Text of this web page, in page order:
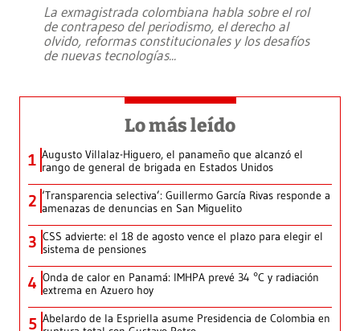
La exmagistrada colombiana habla sobre el rol
de contrapeso del periodismo, el derecho al
olvido, reformas constitucionales y los desafíos
de nuevas tecnologías...
Lo más leído
1 Augusto Villalaz-Higuero, el panameño que alcanzó el
rango de general de brigada en Estados Unidos
2 ‘Transparencia selectiva’: Guillermo García Rivas responde a
amenazas de denuncias en San Miguelito
3 CSS advierte: el 18 de agosto vence el plazo para elegir el
sistema de pensiones
4 Onda de calor en Panamá: IMHPA prevé 34 °C y radiación
extrema en Azuero hoy
5 Abelardo de la Espriella asume Presidencia de Colombia en